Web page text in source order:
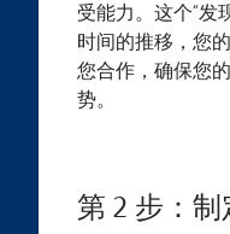
受能力。这个“发
时间的推移，您
您合作，确保您
势。
第 2 步：